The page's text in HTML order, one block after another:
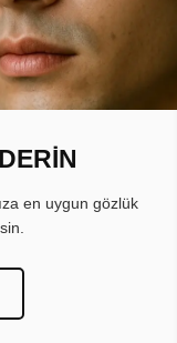
en uygun gözlük